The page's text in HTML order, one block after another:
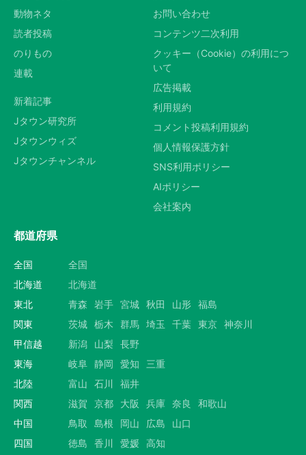
動物ネタ
読者投稿
のりもの
連載
新着記事
Jタウン研究所
Jタウンウィズ
Jタウンチャンネル
お問い合わせ
コンテンツ二次利用
クッキー（Cookie）の利用につ
いて
広告掲載
利用規約
コメント投稿利用規約
個人情報保護方針
SNS利用ポリシー
AIポリシー
会社案内
都道府県
全国
全国
北海道
北海道
東北
青森 岩手 宮城 秋田 山形 福島
関東
茨城 栃木 群馬 埼玉 千葉 東京 神奈川
甲信越
新潟 山梨
長野
東海
岐阜 静岡 愛知
三重
北陸
富山 石川
福井
関西
滋賀 京都 大阪 兵庫 奈良
和歌山
中国
鳥取 島根 岡山 広島
山口
四国
徳島 香川 愛媛 高知